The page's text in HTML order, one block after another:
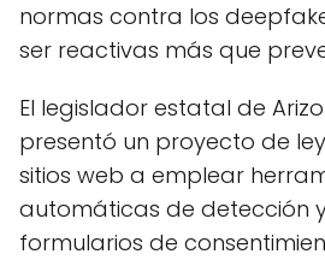
normas contra los
ser reactivas más que
El legislador estatal de
presentó un proyecto de
sitios web a emplear
automáticas de detección
formularios de